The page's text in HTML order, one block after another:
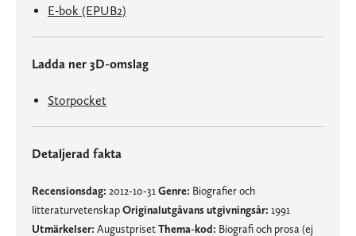
E-bok (EPUB2)
Ladda ner 3D-omslag
Storpocket
Detaljerad fakta
Recensionsdag: 2012-10-31 Genre: Biografier och
litteraturvetenskapOriginalutgåvans utgivningsår: 1991
Utmärkelser: AugustprisetThema-kod: Biografi och prosa (ej